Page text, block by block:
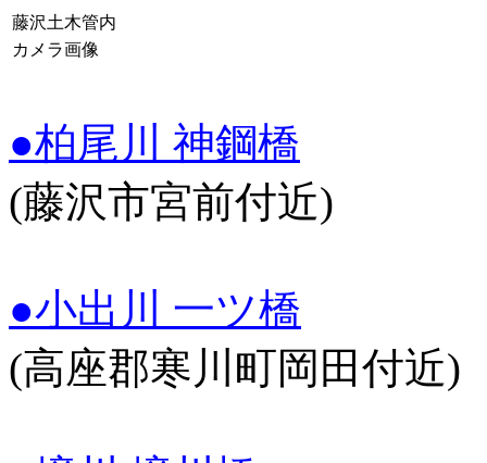
藤沢土木管内
カメラ画像
●柏尾川 神鋼橋
(藤沢市宮前付近)
●小出川 一ツ橋
(高座郡寒川町岡田付近)